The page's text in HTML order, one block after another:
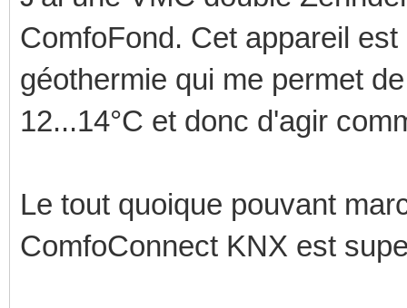
ComfoFond. Cet appareil
géothermie qui me permet
12...14°C et donc d'agir
Le tout quoique pouvant
ComfoConnect KNX est